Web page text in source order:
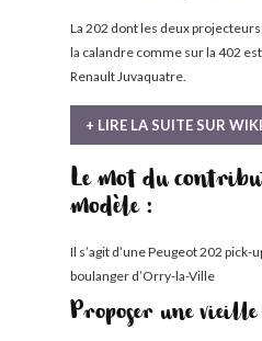
La 202 dont les deux
la calandre comme sur la 402
Renault Juvaquatre.
+ LIRE LA SUITE SUR
Le mot du
modèle :
Il s’agit d’une Peugeot 202 pick-
boulanger d’Orry-la-Ville
Proposer une vieille